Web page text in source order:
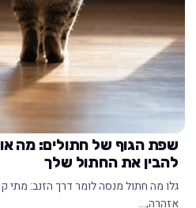
שפת הגוף של חתולים: מה
להבין את החתול שלך
גלו מה חתול מנסה לומר דרך הזנב:
אזהרה,…